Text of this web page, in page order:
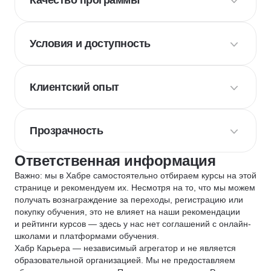
Условия и доступность
Клиентский опыт
Прозрачность
Ответственная информация
Важно: мы в Хабре самостоятельно отбираем курсы на этой
странице и рекомендуем их. Несмотря на то, что мы можем
получать вознаграждение за переходы, регистрацию или
покупку обучения, это не влияет на наши рекомендации
и рейтинги курсов — здесь у нас нет соглашений с онлайн-
школами и платформами обучения.
Хабр Карьера — независимый агрегатор и не является
образовательной организацией. Мы не предоставляем